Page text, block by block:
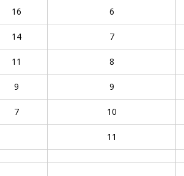
16 6
14 7
11 8
9 9
7 10
11